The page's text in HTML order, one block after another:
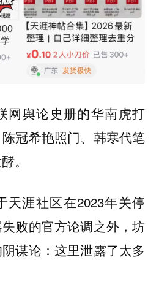
网舆论史册的华南虎打
冠希艳照门、韩寒代笔
。
天涯社区在2023年关停
败的官方论调之外，坊
谋论：这里泄露了太多